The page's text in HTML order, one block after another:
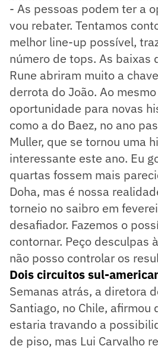
- As pessoas podem ter a
vou rebater. Tentamos
melhor line-up possível,
número de tops. As baixas
Rune abriram muito a
derrota do João. Ao
oportunidade para novas
como a do Baez, no ano
Muller, que se tornou uma
interessante este ano. Eu
quartas fossem mais
Doha, mas é nossa
torneio no saibro em
desafiador. Fazemos o
contornar. Peço desculpas
não posso controlar os
Dois circuitos sul-
Semanas atrás, a diretora
Santiago, no Chile, afirmou
estaria travando a
de piso, mas Lui Carvalho